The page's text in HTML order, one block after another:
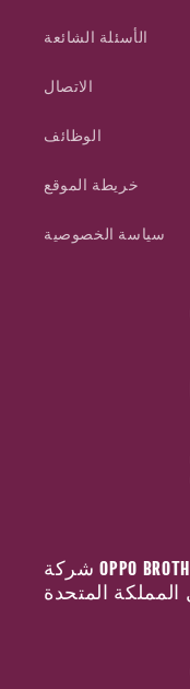
الأسئلة الشائعة
الاتصال
الوظائف
خريطة الموقع
سياسة الخصوصية
شركة OPPO BROTHERS المحدودة 2.17 فود